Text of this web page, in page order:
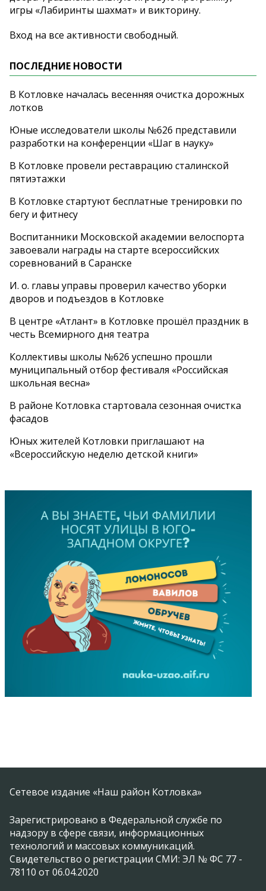
игры «Лабиринты шахмат» и викторину.
Вход на все активности свободный.
ПОСЛЕДНИЕ НОВОСТИ
В Котловке началась весенняя очистка дорожных
лотков
Юные исследователи школы №626 представили
разработки на конференции «Шаг в науку»
В Котловке провели реставрацию сталинской
пятиэтажки
В Котловке стартуют бесплатные тренировки по
бегу и фитнесу
Воспитанники Московской академии велоспорта
завоевали награды на старте всероссийских
соревнований в Саранске
И. о. главы управы проверил качество уборки
дворов и подъездов в Котловке
В центре «Атлант» в Котловке прошёл праздник в
честь Всемирного дня театра
Коллективы школы №626 успешно прошли
муниципальный отбор фестиваля «Российская
школьная весна»
В районе Котловка стартовала сезонная очистка
фасадов
Юных жителей Котловки приглашают на
«Всероссийскую неделю детской книги»
Сетевое издание «Наш район Котловка»
Зарегистрировано в Федеральной службе по
надзору в сфере связи, информационных
технологий и массовых коммуникаций.
Свидетельство о регистрации СМИ: ЭЛ № ФС 77 -
78110 от 06.04.2020